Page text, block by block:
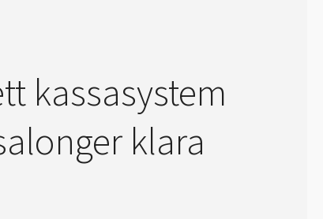
kassasystem
klara